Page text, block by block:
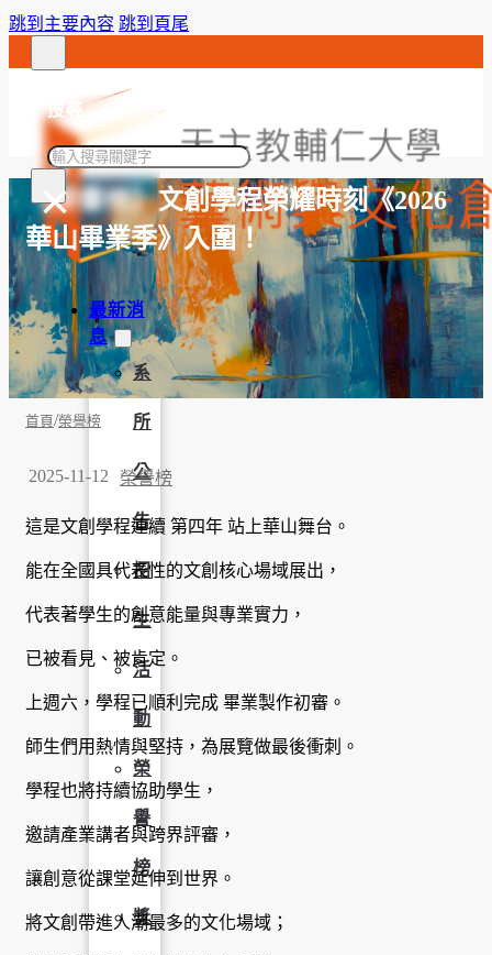
跳到主要內容 跳到頁尾
搜尋
搜
×
最新消
息
系
所
公
告
招
生
活
動
榮
譽
榜
獎
【榮譽榜】文創學程榮耀時刻《2026
華山畢業季》入圍！
首頁/榮譽榜
2025-11-12 榮譽榜
這是文創學程連續 第四年 站上華山舞台。
能在全國具代表性的文創核心場域展出，
代表著學生的創意能量與專業實力，
已被看見、被肯定。
上週六，學程已順利完成 畢業製作初審。
師生們用熱情與堅持，為展覽做最後衝刺。
學程也將持續協助學生，
邀請產業講者與跨界評審，
讓創意從課堂延伸到世界。
將文創帶進人潮最多的文化場域；